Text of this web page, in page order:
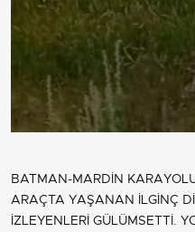
BATMAN-MARDİN
ARAÇTA YAŞANAN İLGİNÇ
İZLEYENLERİ GÜLÜMSETTİ.